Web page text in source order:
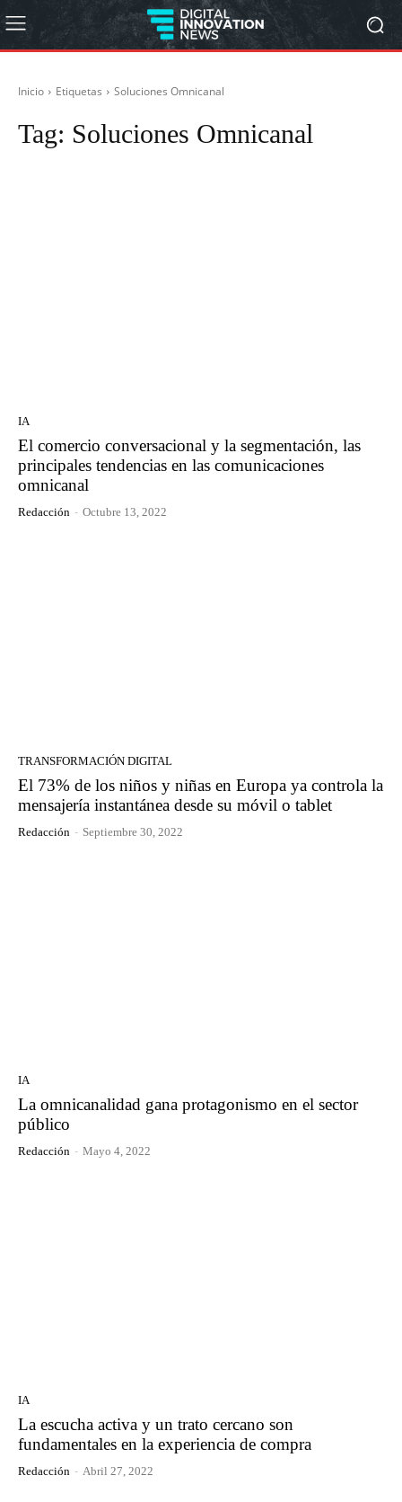
Inicio Etiquetas Soluciones Omnicanal
Tag: Soluciones Omnicanal
IA
El comercio conversacional y la segmentación, las
principales tendencias en las comunicaciones
omnicanal
Redacción - Octubre 13, 2022
TRANSFORMACIÓN DIGITAL
El 73% de los niños y niñas en Europa ya controla la
mensajería instantánea desde su móvil o tablet
Redacción - Septiembre 30, 2022
IA
La omnicanalidad gana protagonismo en el sector
público
Redacción - Mayo 4, 2022
IA
La escucha activa y un trato cercano son
fundamentales en la experiencia de compra
Redacción - Abril 27, 2022